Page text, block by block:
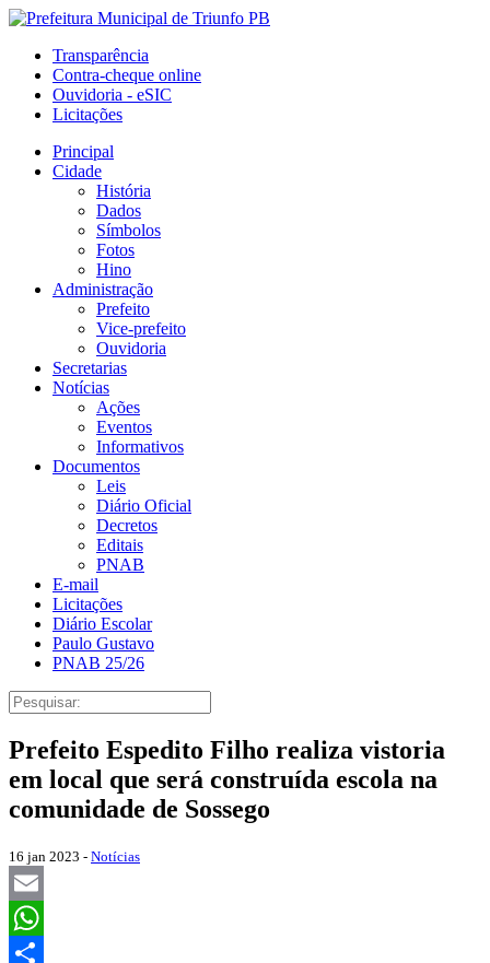
Transparência
Contra-cheque online
Ouvidoria - eSIC
Licitações
Principal
Cidade
História
Dados
Símbolos
Fotos
Hino
Administração
Prefeito
Vice-prefeito
Ouvidoria
Secretarias
Notícias
Ações
Eventos
Informativos
Documentos
Leis
Diário Oficial
Decretos
Editais
PNAB
E-mail
Licitações
Diário Escolar
Paulo Gustavo
PNAB 25/26
Prefeito Espedito Filho realiza vistoria
em local que será construída escola na
comunidade de Sossego
16 jan 2023 - Notícias
Email
WhatsApp